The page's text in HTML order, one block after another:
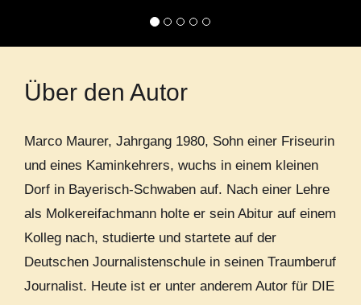
Über den Autor
Marco Maurer, Jahrgang 1980, Sohn einer Friseurin
und eines Kaminkehrers, wuchs in einem kleinen
Dorf in Bayerisch-Schwaben auf. Nach einer Lehre
als Molkereifachmann holte er sein Abitur auf einem
Kolleg nach, studierte und startete auf der
Deutschen Journalistenschule in seinen Traumberuf
Journalist. Heute ist er unter anderem Autor für DIE